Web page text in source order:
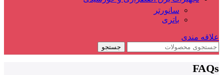
سانورتر
باتری
علاقه مندی
جستجو
FAQs